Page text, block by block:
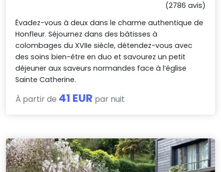
(2786 avis)
Évadez-vous à deux dans le charme authentique de
Honfleur. Séjournez dans des bâtisses à
colombages du XVIIe siècle, détendez-vous avec
des soins bien-être en duo et savourez un petit
déjeuner aux saveurs normandes face à l’église
Sainte Catherine.
À partir de 41 EUR par nuit